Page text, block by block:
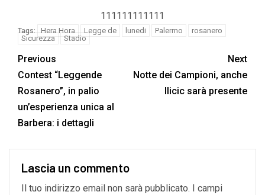
111111111111
Tags: Hera Hora Legge de lunedi Palermo
rosanero
Sicurezza
Stadio
Previous
Contest “Leggende
Rosanero”, in palio
un’esperienza unica al
Barbera: i dettagli
Next
Notte dei Campioni, anche
Ilicic sarà presente
Lascia un commento
Il tuo indirizzo email non sarà pubblicato. I campi